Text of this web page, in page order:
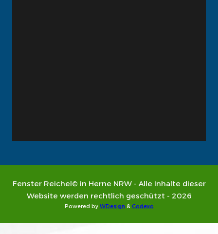
Fenster Reichel© in Herne NRW - Alle Inhalte dieser
Website werden rechtlich geschützt - 2026
Powered by WDesign & Codexo